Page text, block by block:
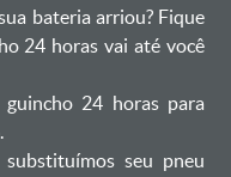
bateria arriou? Fique
24 horas vai até você
24 horas para
substituímos seu pneu